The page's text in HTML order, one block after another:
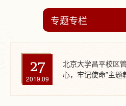
专题专栏
27
2019.09
北京大学昌平校区
心，牢记使命”主题